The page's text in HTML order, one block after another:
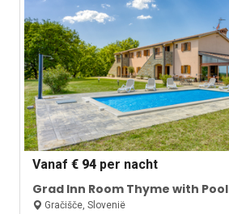
Vanaf€ 94 per nacht
Grad Inn Room Thyme with Pool
Gračišče, Slovenië